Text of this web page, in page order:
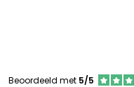
Beoordeeld met 5/5